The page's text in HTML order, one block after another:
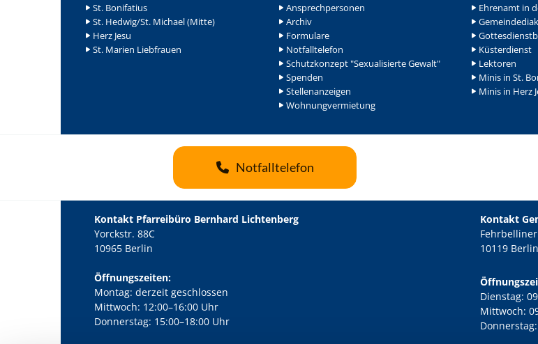
St. Bonifatius
St. Hedwig/St. Michael (Mitte)
Herz Jesu
St. Marien Liebfrauen
Ansprechpersonen
Archiv
Formulare
Notfalltelefon
Schutzkonzept "Sexualisierte Gewalt"
Spenden
Stellenanzeigen
Wohnungvermietung
Ehrenamt in
Küsterdienst
Lektoren
Minis in St.
Minis in Herz
Notfalltelefon
Kontakt Pfarreibüro Bernhard Lichtenberg
Yorckstr. 88C
10965 Berlin
Öffnungszeiten:
Montag: derzeit geschlossen
Mittwoch: 12:00–16:00 Uhr
Donnerstag: 15:00–18:00 Uhr
Kontakt
10119 Berlin
Dienstag:
Mittwoch: